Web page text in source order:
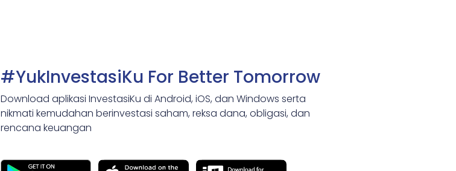
#YukInvestasiKu For Better Tomorrow
Download aplikasi InvestasiKu di Android, iOS, dan Windows serta
nikmati kemudahan berinvestasi saham, reksa dana, obligasi, dan
rencana keuangan